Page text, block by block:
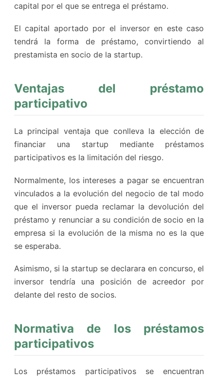
capital por el que se entrega el préstamo.
El capital aportado por el inversor en este caso
tendrá la forma de préstamo, convirtiendo al
prestamista en socio de la startup.
Ventajas del préstamo
participativo
La principal ventaja que conlleva la elección de
financiar una startup mediante préstamos
participativos es la limitación del riesgo.
Normalmente, los intereses a pagar se encuentran
vinculados a la evolución del negocio de tal modo
que el inversor pueda reclamar la devolución del
préstamo y renunciar a su condición de socio en la
empresa si la evolución de la misma no es la que
se esperaba.
Asimismo, si la startup se declarara en concurso, el
inversor tendría una posición de acreedor por
delante del resto de socios.
Normativa de los préstamos
participativos
Los préstamos participativos se encuentran